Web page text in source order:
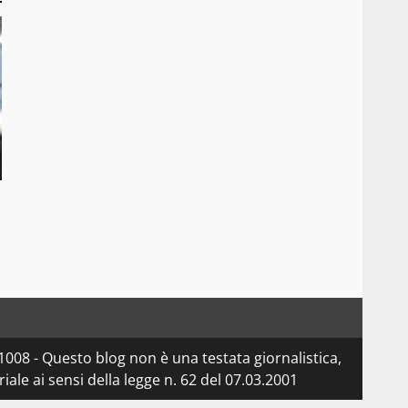
- Questo blog non è una testata giornalistica,
ai sensi della legge n. 62 del 07.03.2001